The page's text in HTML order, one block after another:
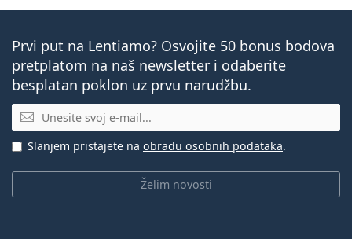
Prvi put na Lentiamo? Osvojite 50 bonus bodova
pretplatom na naš newsletter i odaberite
besplatan poklon uz prvu narudžbu.
E-mail
Želim novosti
Slanjem pristajete na obradu osobnih podataka.